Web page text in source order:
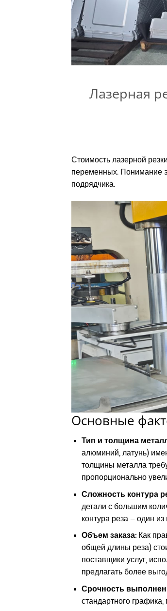
Лазерная
Стоимость лазерной
переменных. Понимание
подрядчика.
Основные
Тип и толщина
алюминий, латунь)
толщины металла
пропорционально
Сложность контура
детали с большим
контура реза – один
Объем заказа:Как
общей длины реза)
поставщики услуг,
предлагать более
Срочность
стандартного